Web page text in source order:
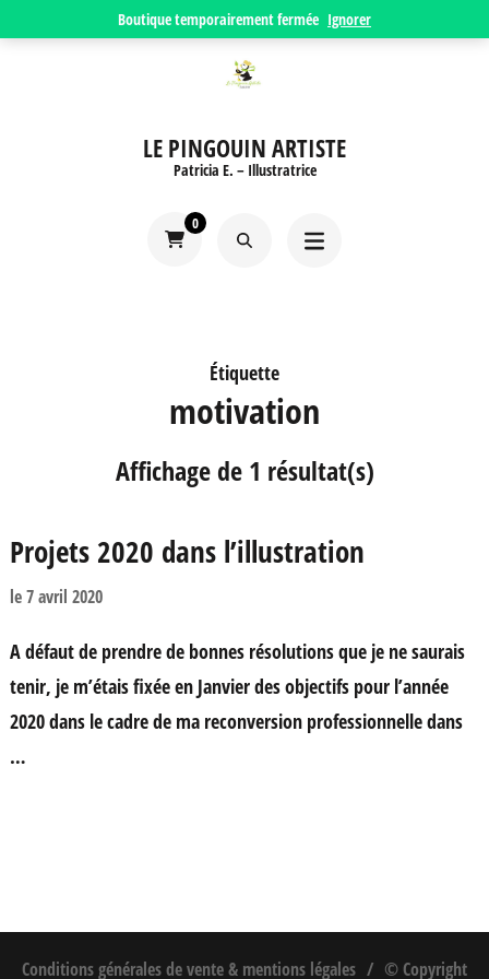
Boutique temporairement fermée Ignorer
LE PINGOUIN ARTISTE
Patricia E. – Illustratrice
0
Étiquette
motivation
Affichage de 1 résultat(s)
Projets 2020 dans l’illustration
le7 avril 2020
A défaut de prendre de bonnes résolutions que je ne saurais
tenir, je m’étais fixée en Janvier des objectifs pour l’année
2020 dans le cadre de ma reconversion professionnelle dans
…
Conditions générales de vente & mentions légales © Copyright